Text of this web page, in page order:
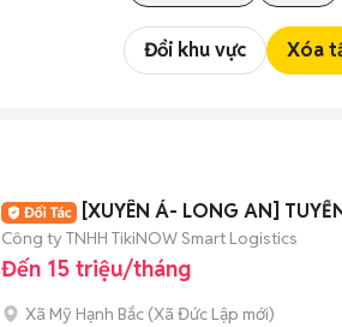
Đổi khu vực Xóa
[XUYÊN Á- LONG AN]
Công ty TNHH TikiNOW Smart Logistics
Đến 15 triệu/tháng
Xã Mỹ Hạnh Bắc (Xã Đức Lập mới)